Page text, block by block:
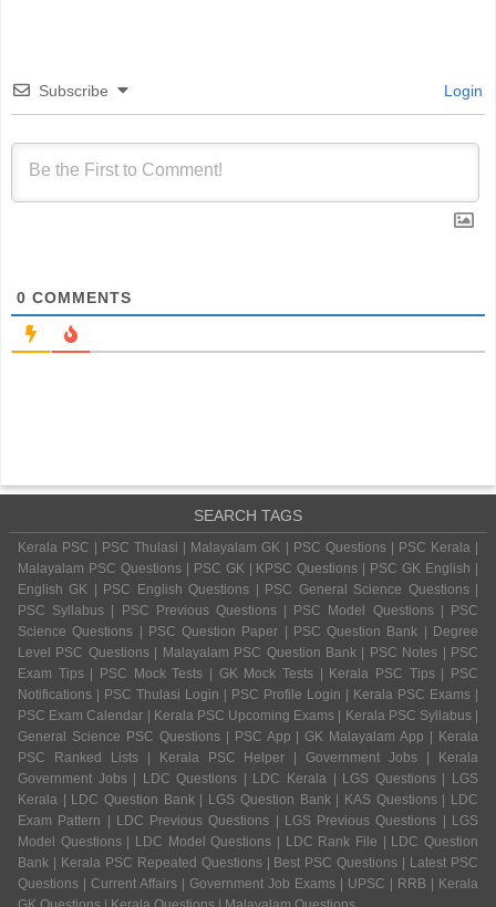
Subscribe Login
0 COMMENTS
SEARCH TAGS
Kerala PSC | PSC Thulasi | Malayalam GK | PSC Questions | PSC Kerala |
Malayalam PSC Questions | PSC GK | KPSC Questions | PSC GK English |
English GK | PSC English Questions | PSC General Science Questions |
PSC Syllabus | PSC Previous Questions | PSC Model Questions | PSC
Science Questions | PSC Question Paper | PSC Question Bank | Degree
Level PSC Questions | Malayalam PSC Question Bank | PSC Notes | PSC
Exam Tips | PSC Mock Tests | GK Mock Tests | Kerala PSC Tips | PSC
Notifications | PSC Thulasi Login | PSC Profile Login | Kerala PSC Exams |
PSC Exam Calendar | Kerala PSC Upcoming Exams | Kerala PSC Syllabus |
General Science PSC Questions | PSC App | GK Malayalam App | Kerala
PSC Ranked Lists | Kerala PSC Helper | Government Jobs | Kerala
Government Jobs | LDC Questions | LDC Kerala | LGS Questions | LGS
Kerala | LDC Question Bank | LGS Question Bank | KAS Questions | LDC
Exam Pattern | LDC Previous Questions | LGS Previous Questions | LGS
Model Questions | LDC Model Questions | LDC Rank File | LDC Question
Bank | Kerala PSC Repeated Questions | Best PSC Questions | Latest PSC
Questions | Current Affairs | Government Job Exams | UPSC | RRB | Kerala